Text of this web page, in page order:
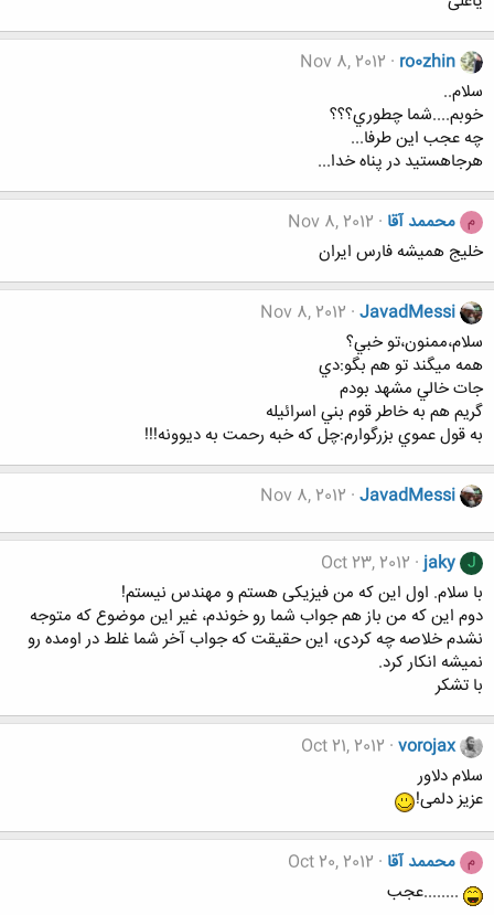
ro0zhin
Nov 8, 2012
سلام..
خوبم....شما چطوري؟؟؟
چه عجب اين طرفا...
هرجاهستيد در پناه خدا...
م محممد آقا Nov 8, 2012
خلیج همیشه فارس ایران
JavadMessi
Nov 8, 2012
سلام،ممنون،تو خبي؟
همه ميگند تو هم بگو:دي
جات خالي مشهد بودم
گريم هم به خاطر قوم بني اسرائيله
به قول عموي بزرگوارم:چل كه خبه رحمت به ديوونه!!!
JavadMessi
Nov 8, 2012
J
jaky
Oct 23, 2012
با سلام. اول این که من فیزیکی هستم و مهندس نیستم!
دوم این که من باز هم جواب شما رو خوندم، غیر این موضوع که متوجه
نشدم خلاصه چه کردی، این حقیقت که جواب آخر شما غلط در اومده رو
نمیشه انکار کرد.
با تشکر
vorojax
Oct 21, 2012
سلام دلاور
عزیز دلمی!
م محممد آقا Oct 20, 2012
........عجب